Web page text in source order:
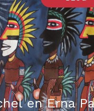
en Erna